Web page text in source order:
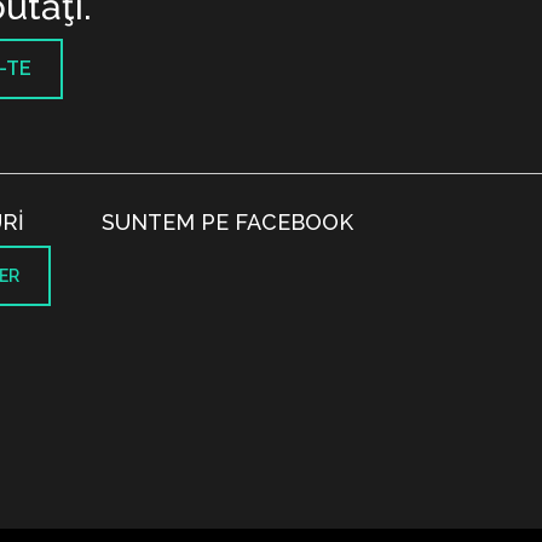
TE
SUNTEM PE FACEBOOK